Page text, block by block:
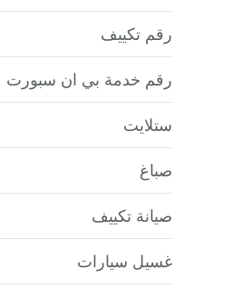
رقم تكييف
رقم خدمة بي ان سبورت
ستلايت
صباغ
صيانة تكييف
غسيل سيارات